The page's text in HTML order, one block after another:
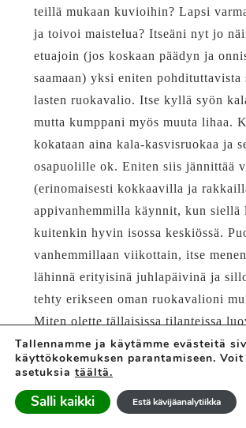
teillä mukaan kuvioihin? Lapsi
ja toivoi maistelua? Itseäni nyt jo
etuajoin (jos koskaan päädyn ja
saamaan) yksi eniten pohdituttavista
lasten ruokavalio. Itse kyllä syön
mutta kumppani myös muuta lihaa.
kokataan aina kala-kasvisruokaa ja
osapuolille ok. Eniten siis jännittää
(erinomaisesti kokkaavilla ja
appivanhemmilla käynnit, kun siellä
kuitenkin hyvin isossa keskiössä.
vanhemmillaan viikottain, itse
lähinnä erityisinä juhlapäivinä ja
tehty erikseen oman ruokavalioni
Miten olette tällaisissa tilanteissa
Tallennamme ja käytämme evästeitä
käyttökokemuksen parantamiseen.
asetuksia täältä.
Salli kaikki Estä kävijäanalytiikka